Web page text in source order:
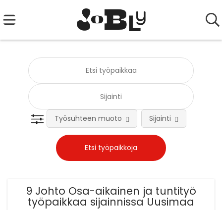
Työsuhteen muoto Sijainti
9 Johto Osa-aikainen ja tuntityö
työpaikkaa sijainnissa Uusimaa